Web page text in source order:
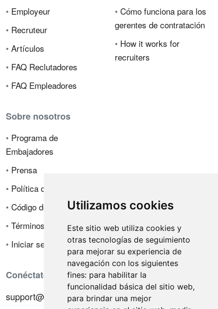
Utilizamos cookies
Este sitio web utiliza cookies y
otras tecnologías de seguimiento
para mejorar su experiencia de
navegación con los siguientes
fines: para habilitar la
funcionalidad básica del sitio web,
para brindar una mejor
• Employeur
• Recruteur
• Artículos
• FAQ Reclutadores
• FAQ Empleadores
• Cómo funciona para los
gerentes de contratación
• How it works for
recruiters
Sobre nosotros
• Programa de
Embajadores
• Prensa
• Política de privacidad
• Código de ética
• Términos de venta
• Iniciar sesión
Conéctate con nosotros
support@hiringnotes.com